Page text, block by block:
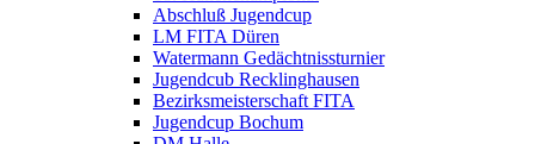
Abschluß Jugendcup
LM FITA Düren
Watermann Gedächtnissturnier
Jugendcub Recklinghausen
Bezirksmeisterschaft FITA
Jugendcup Bochum